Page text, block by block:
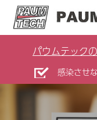
パウムテック
感染させ